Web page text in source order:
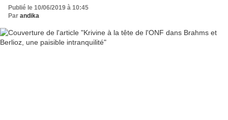
Publié le 10/06/2019 à 10:45
Par andika